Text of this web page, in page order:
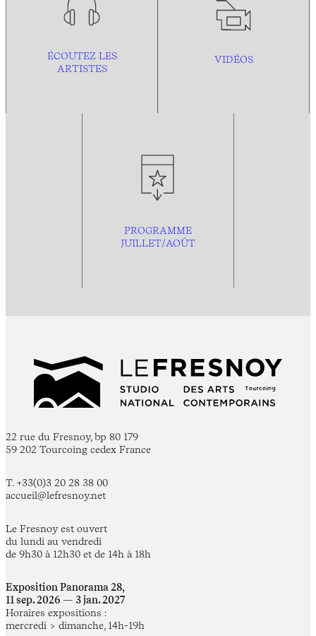
ÉCOUTEZ LES
ARTISTES
VIDÉOS
PROGRAMME
JUILLET/AOÛT
22 rue du Fresnoy, bp 80 179
59 202 Tourcoing cedex France
T. +33(0)3 20 28 38 00
accueil@lefresnoy.net
Le Fresnoy est ouvert
du lundi au vendredi
de 9h30 à 12h30 et de 14h à 18h
Exposition Panorama 28,
11 sep. 2026 — 3 jan. 2027
Horaires expositions :
mercredi > dimanche, 14h-19h